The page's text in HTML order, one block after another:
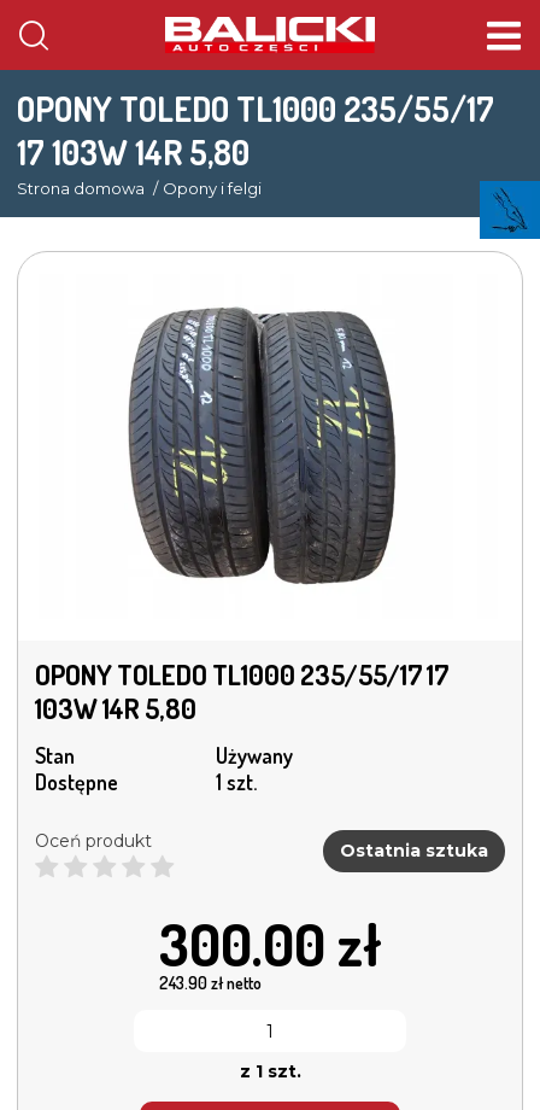
OPONY TOLEDO TL1000 235/55/17
17 103W 14R 5,80
Strona domowa Opony i felgi
OPONY TOLEDO TL1000 235/55/17 17
103W 14R 5,80
Stan
Używany
Dostępne
1 szt.
Oceń produkt Ostatnia sztuka
300.00 zł
243.90zł netto
z 1 szt.